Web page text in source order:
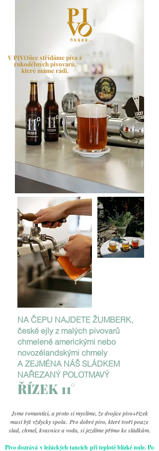
V PIVOňcestřídáme pivaz
rukodělných pivovarů,
které máme rádi.
NA ČEPU NAJDETE ŽUMBERK,
české ejly z malých pivovarů
chmelené americkými nebo
novozélandskými chmely
A ZEJMÉNA NÁŠ SLÁDKEM
NAŘEZANÝ POLOTMAVÝ
ŘÍZEK 11°
Jsme romantici, a proto si myslíme, že dvojice pivo+řízek
musí být vždycky spolu. Pro dobré pivo, které tvoří pouze
slad, chmel, kvasnice a voda, si jezdíme přímo ke sládkům.
Pivo dozrává v ležáckých tancích při teplotě blízké nule. Po